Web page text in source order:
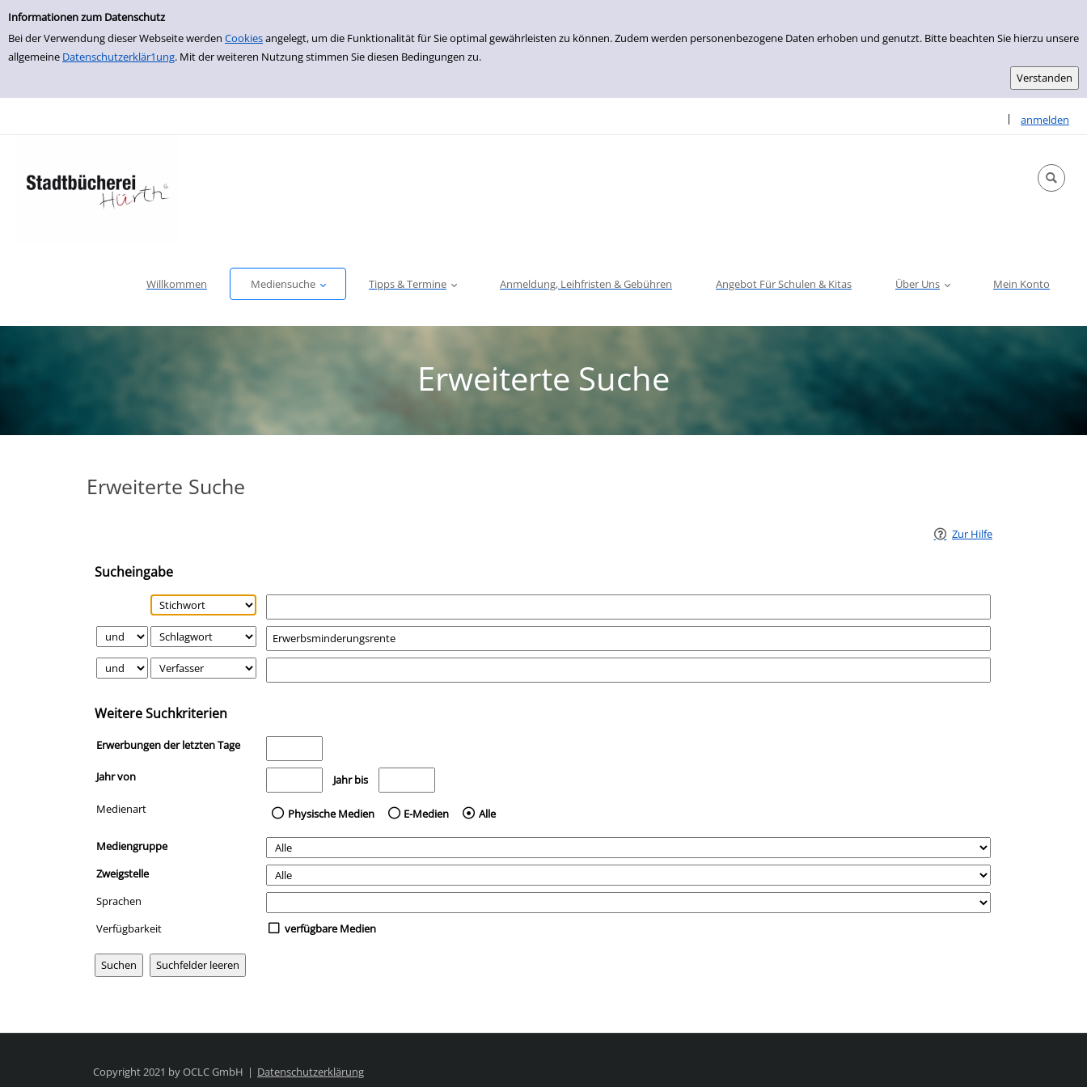
Erweiterte Suche
Informationen zum Datenschutz
Bei der Verwendung dieser Webseite werden Cookiesangelegt, um die Funktionalität für Sie optimal gewährleisten zu können. Zudem werden personenbezogene Daten erhoben und genutzt. Bitte beachten Sie hierzu unsere
allgemeine Datenschutzerklär1ung. Mit der weiteren Nutzung stimmen Sie diesen Bedingungen zu.
zur Navigation springen
zum Inhalt springen
Zur erweiterten Suche springen
| anmelden
Sprache
Willkommen Mediensuche Tipps & Termine Anmeldung, Leihfristen & Gebühren Angebot Für Schulen & Kitas Über Uns Mein Konto
Erweiterte Suche
Erweiterte Suche
Zur Hilfe
Sucheingabe
Weitere Suchkriterien
Erwerbungen der letzten Tage
Jahr von Medien anzeigen, die nach dem Jahr veröffentlicht wurden
Jahr bis
Medienart Physische Medien E-Medien Alle
Mediengruppe
Zweigstelle
Sprachen
Verfügbarkeit
verfügbare Medien
Copyright 2021 by OCLC GmbH Datenschutzerklärung